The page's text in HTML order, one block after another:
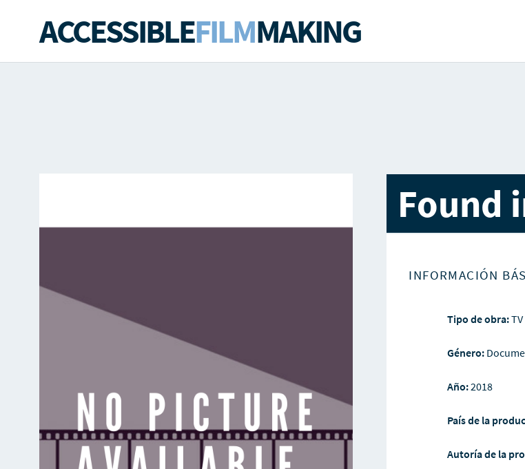
ACCESSIBLEFILMMAKING
Found
INFORMACIÓN
Tipo de obra:
Género:
Año:2018
País de la
Autoría de la